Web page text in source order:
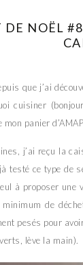
NOËL
que j’ai
cuisiner
mon panier
j’ai reçu la
testé ce type de
à proposer
minimum de
pesés pour
lève la main).